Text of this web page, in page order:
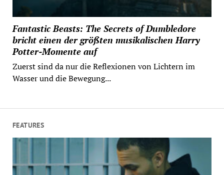
Fantastic Beasts: The Secrets of Dumbledore
bricht einen der größten musikalischen Harry
Potter-Momente auf
Zuerst sind da nur die Reflexionen von Lichtern im
Wasser und die Bewegung...
FEATURES